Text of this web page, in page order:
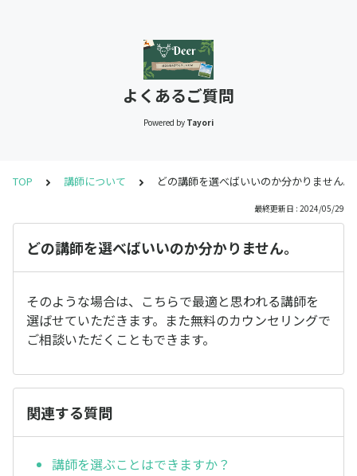
よくあるご質問
Powered by Tayori
TOP 講師について どの講師を選べばいいのか分かりません。
最終更新日 : 2024/05/29
どの講師を選べばいいのか分かりません。
そのような場合は、こちらで最適と思われる講師を
選ばせていただきます。また無料のカウンセリングで
ご相談いただくこともできます。
関連する質問
講師を選ぶことはできますか？